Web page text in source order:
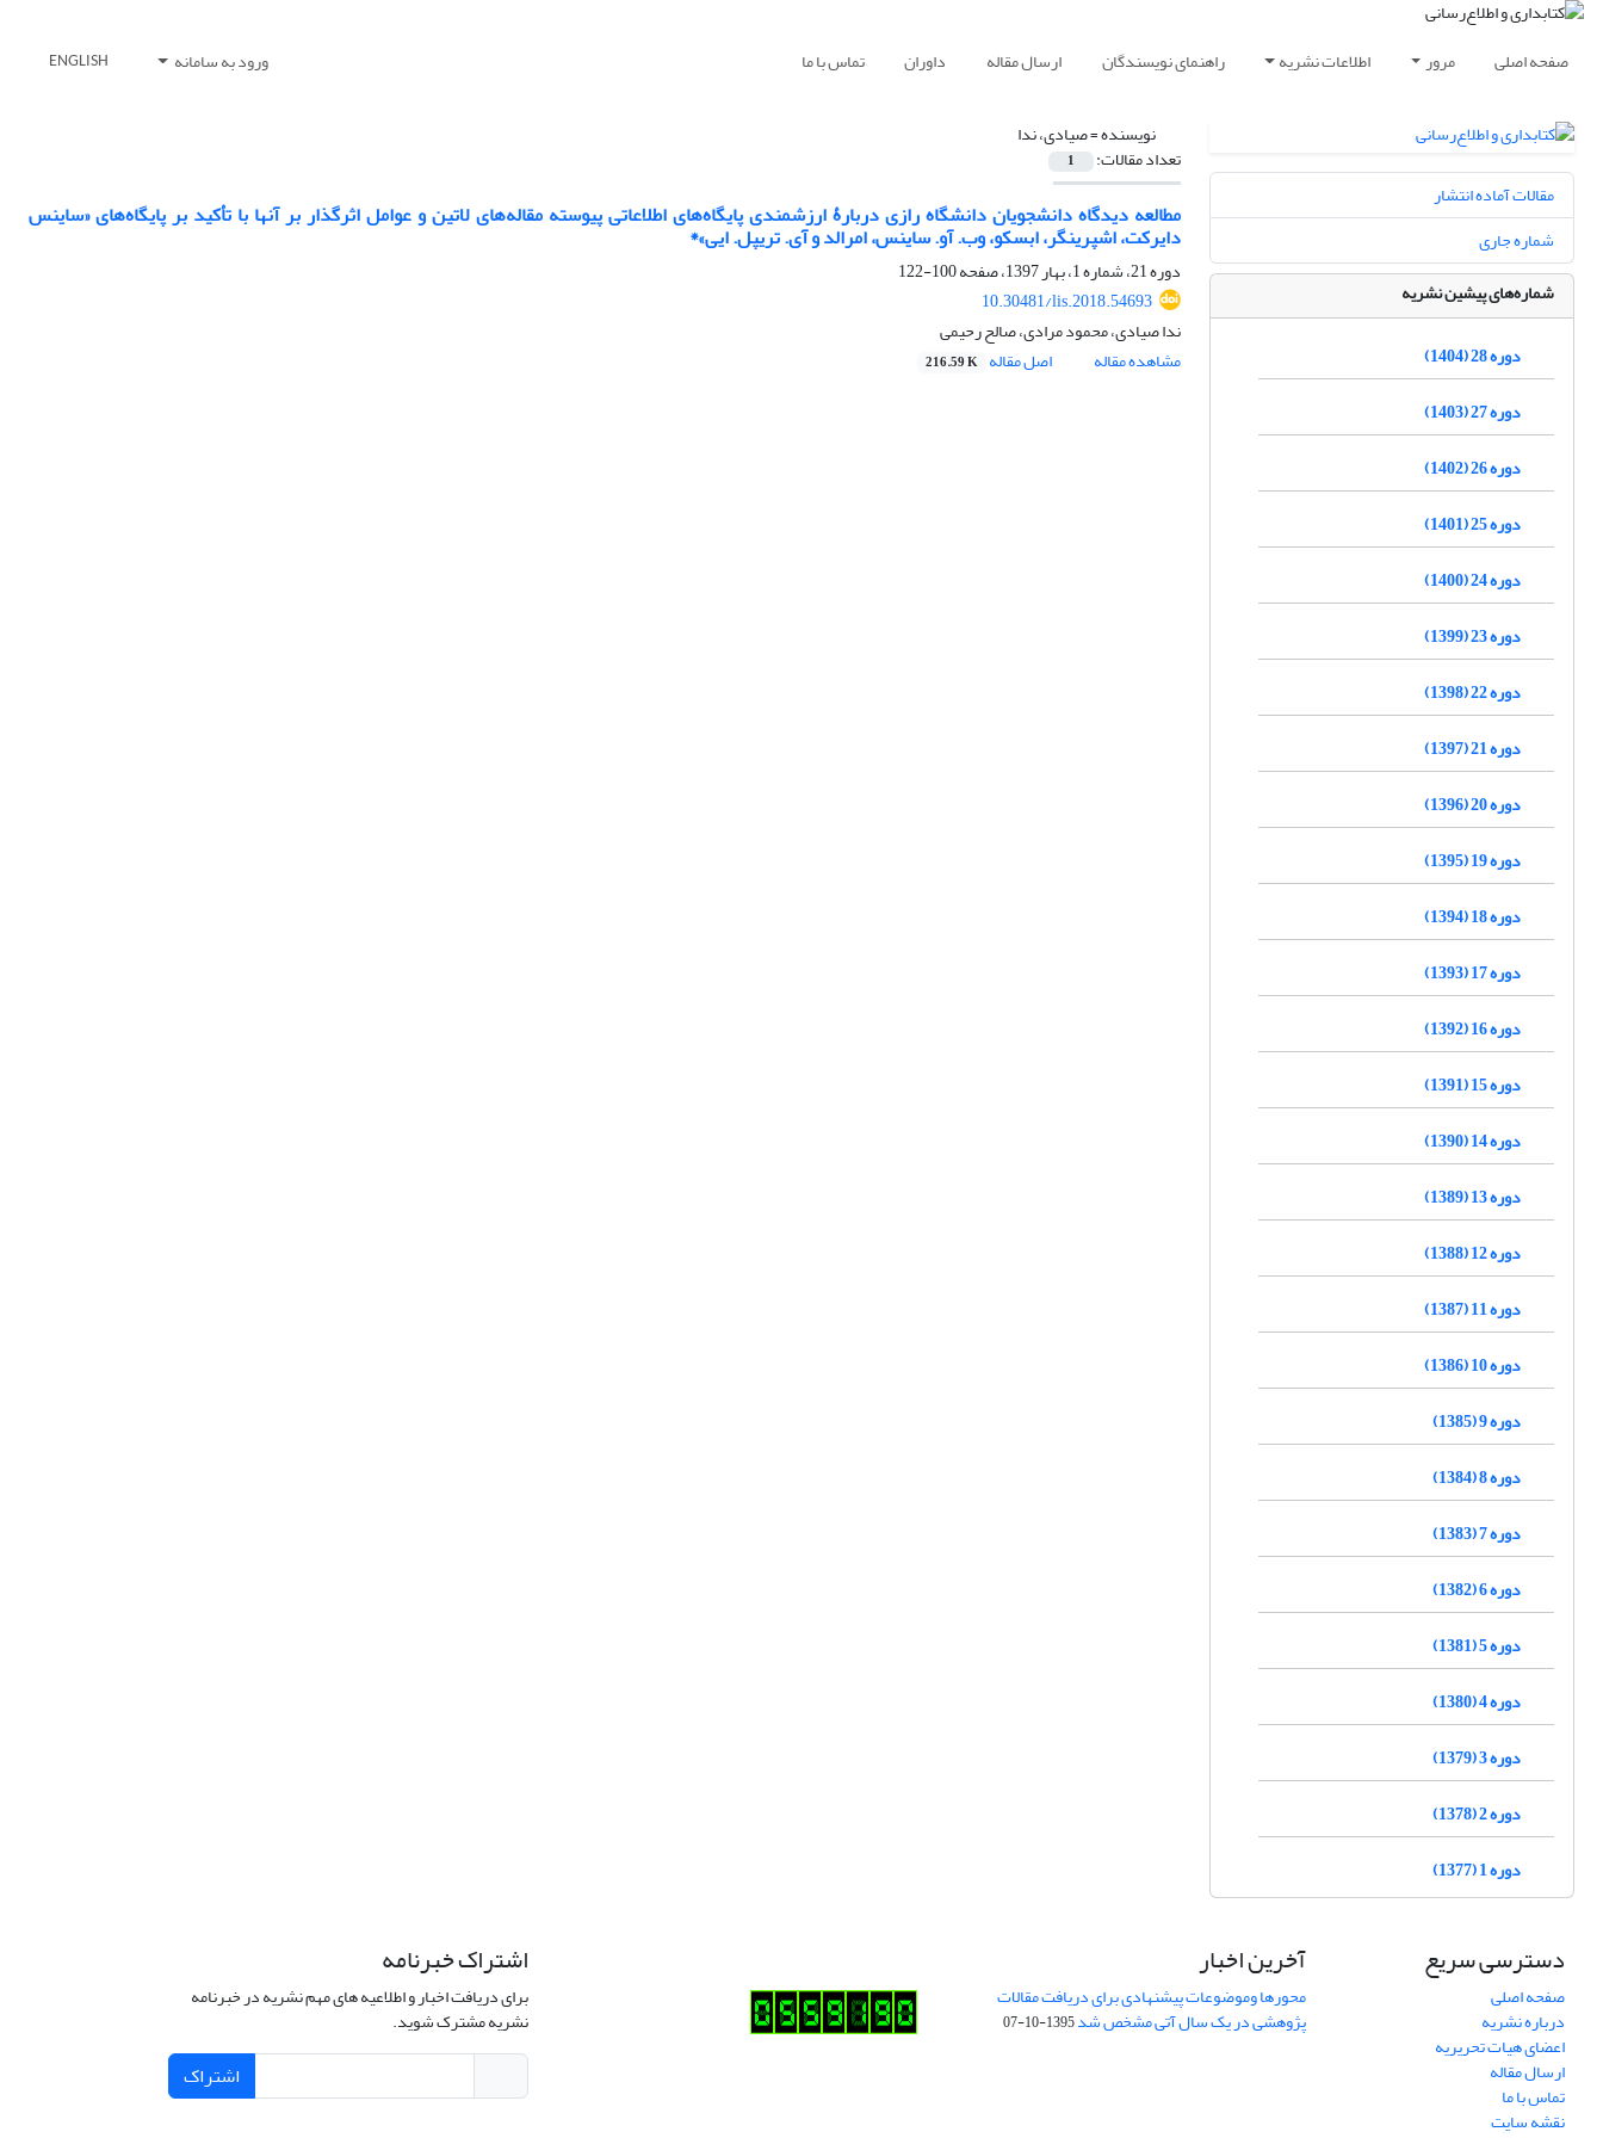
صفحه اصلی مرور اطلاعات نشریه راهنمای نویسندگان ارسال مقاله داوران تماس با ما ورود به سامانه ENGLISH
نویسنده =صیادی، ندا
تعداد مقالات: 1
مطالعه دیدگاه دانشجویان دانشگاه رازی دربارۀ ارزشمندی پایگاه‌های اطلاعاتی پیوسته مقاله‌ها‌ی لاتین و عوامل اثرگذار بر آنها با تأکید بر پایگاه‌های «ساینس
دایرکت، اشپرینگر، ابسکو، وب. آو. ساینس، امرالد و آی. تریپل. ایی»*
دوره 21، شماره 1، بهار 1397، صفحه
100-122
10.30481/lis.2018.54693
ندا صیادی، محمود مرادی، صالح رحیمی
مشاهده مقاله
اصل مقاله 216.59 K
مقالات آماده انتشار
شماره جاری
شماره‌های پیشین نشریه
دوره 28 (1404)
دوره 27 (1403)
دوره 26 (1402)
دوره 25 (1401)
دوره 24 (1400)
دوره 23 (1399)
دوره 22 (1398)
دوره 21 (1397)
دوره 20 (1396)
دوره 19 (1395)
دوره 18 (1394)
دوره 17 (1393)
دوره 16 (1392)
دوره 15 (1391)
دوره 14 (1390)
دوره 13 (1389)
دوره 12 (1388)
دوره 11 (1387)
دوره 10 (1386)
دوره 9 (1385)
دوره 8 (1384)
دوره 7 (1383)
دوره 6 (1382)
دوره 5 (1381)
دوره 4 (1380)
دوره 3 (1379)
دوره 2 (1378)
دوره 1 (1377)
دسترسی سریع
صفحه اصلی
درباره نشریه
اعضای هیات تحریریه
ارسال مقاله
تماس با ما
نقشه سایت
آخرین اخبار
محورها وموضوعات پیشنهادی برای دریافت مقالات
پژوهشی در یک سال آتی مشخص شد1395-10-07
اشتراک خبرنامه
برای دریافت اخبار و اطلاعیه های مهم نشریه در خبرنامه
نشریه مشترک شوید.
اشتراک